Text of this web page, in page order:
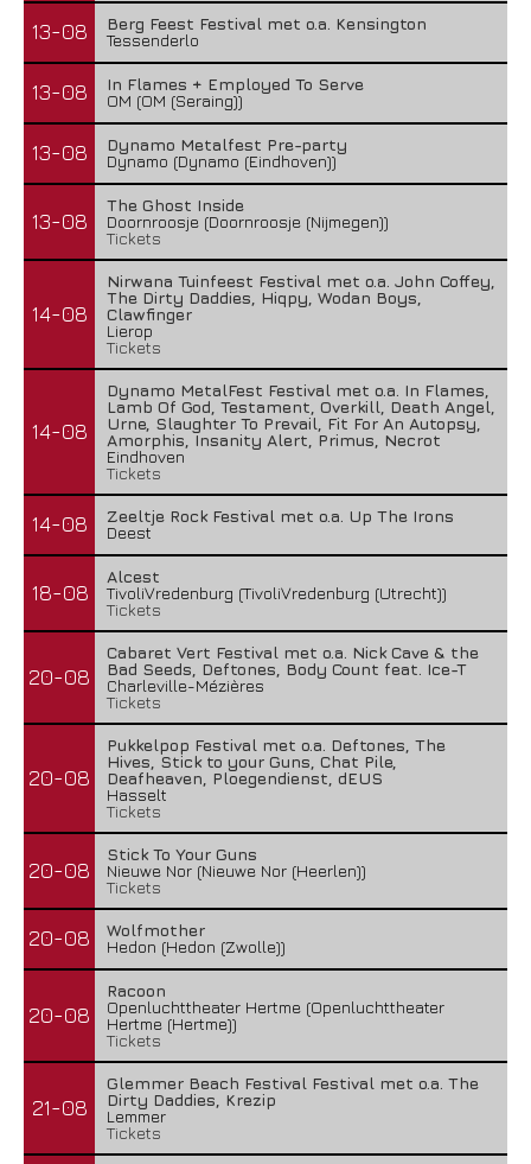
13-08
Berg Feest Festival met o.a. Kensington
Tessenderlo
13-08
In Flames + Employed To Serve
OM (OM (Seraing))
13-08
Dynamo Metalfest Pre-party
Dynamo (Dynamo (Eindhoven))
13-08
The Ghost Inside
Doornroosje (Doornroosje (Nijmegen))
Tickets
14-08
Nirwana Tuinfeest Festival met o.a. John Coffey,
The Dirty Daddies, Hiqpy, Wodan Boys,
Clawfinger
Lierop
Tickets
14-08
Dynamo MetalFest Festival met o.a. In Flames,
Lamb Of God, Testament, Overkill, Death Angel,
Urne, Slaughter To Prevail, Fit For An Autopsy,
Amorphis, Insanity Alert, Primus, Necrot
Eindhoven
Tickets
14-08
Zeeltje Rock Festival met o.a. Up The Irons
Deest
18-08
Alcest
TivoliVredenburg (TivoliVredenburg (Utrecht))
Tickets
20-08
Cabaret Vert Festival met o.a. Nick Cave & the
Bad Seeds, Deftones, Body Count feat. Ice-T
Charleville-Mézières
Tickets
20-08
Pukkelpop Festival met o.a. Deftones, The
Hives, Stick to your Guns, Chat Pile,
Deafheaven, Ploegendienst, dEUS
Hasselt
Tickets
20-08
Stick To Your Guns
Nieuwe Nor (Nieuwe Nor (Heerlen))
Tickets
20-08
Wolfmother
Hedon (Hedon (Zwolle))
20-08
Racoon
Openluchttheater Hertme (Openluchttheater
Hertme (Hertme))
Tickets
21-08
Glemmer Beach Festival Festival met o.a. The
Dirty Daddies, Krezip
Lemmer
Tickets